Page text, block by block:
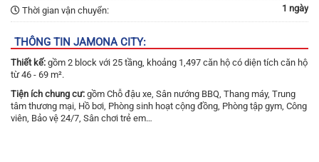
Thời gian vận chuyển: 1 ngày
THÔNG TIN JAMONA CITY:
Thiết kế: gồm 2 block với 25 tầng, khoảng 1,497 căn hộ có diện tích căn hộ
từ 46 - 69 m².
Tiện ích chung cư: gồm Chỗ đậu xe, Sân nướng BBQ, Thang máy, Trung
tâm thương mại, Hồ bơi, Phòng sinh hoạt cộng đồng, Phòng tập gym, Công
viên, Bảo vệ 24/7, Sân chơi trẻ em…